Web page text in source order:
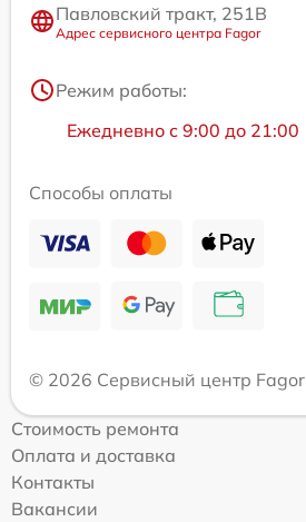
Павловский тракт, 251В
Адрес сервисного центра Fagor
Режим работы:
Ежедневно с 9:00 до 21:00
Способы оплаты
© 2026 Сервисный центр Fagor
Стоимость ремонта
Оплата и доставка
Контакты
Вакансии